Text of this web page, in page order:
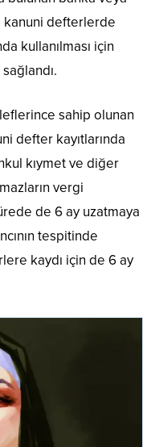
kanuni defterlerde
kullanılması için
sahip olunan
defter kayıtlarında
kıymet ve diğer
vergi
de 6 ay uzatmaya
tespitinde
kaydı için de 6 ay